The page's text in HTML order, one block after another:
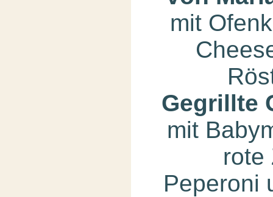
mit
Gegrillte
mit
rote
Peperoni